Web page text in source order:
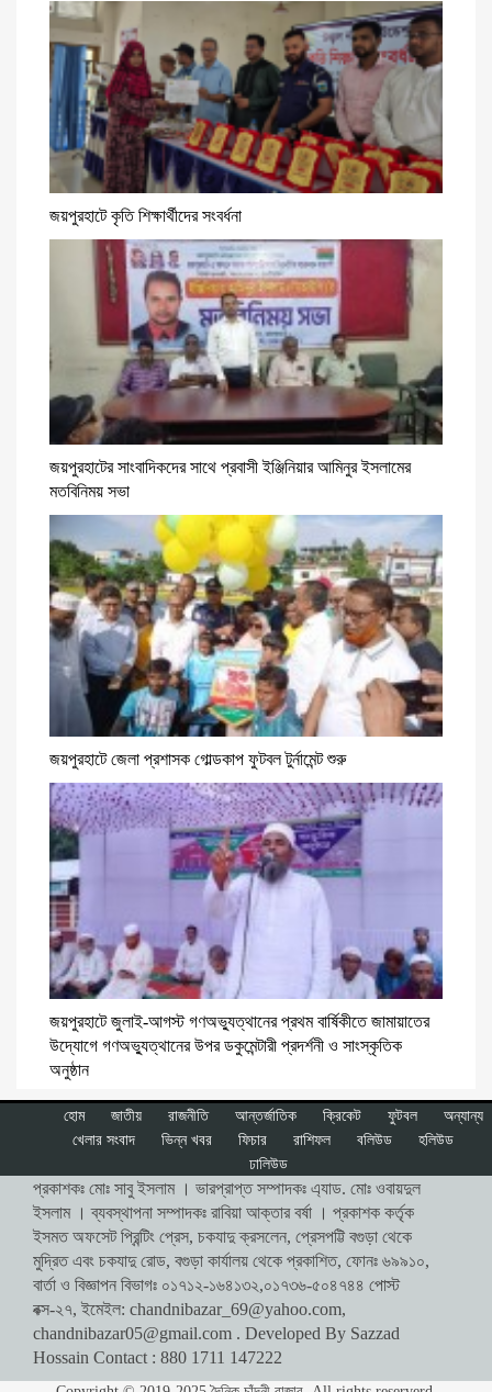
জয়পুরহাটে কৃতি শিক্ষার্থীদের সংবর্ধনা
জয়পুরহাটের সাংবাদিকদের সাথে প্রবাসী ইঞ্জিনিয়ার আমিনুর ইসলামের
মতবিনিময় সভা
জয়পুরহাটে জেলা প্রশাসক গোল্ডকাপ ফুটবল টুর্নামেন্ট শুরু
জয়পুরহাটে জুলাই-আগস্ট গণঅভ্যুত্থানের প্রথম বার্ষিকীতে জামায়াতের
উদ্যোগে গণঅভ্যুত্থানের উপর ডকুমেন্টারী প্রদর্শনী ও সাংস্কৃতিক
অনুষ্ঠান
হোম জাতীয় রাজনীতি আন্তর্জাতিক ক্রিকেট ফুটবল
অন্যান্য
খেলার সংবাদ
ভিন্ন খবর ফিচার রাশিফল বলিউড
হলিউড
ঢালিউড
প্রকাশকঃ মোঃ সাবু ইসলাম । ভারপ্রাপ্ত সম্পাদকঃ এ্যাড. মোঃ ওবায়দুল
ইসলাম । ব্যবস্থাপনা সম্পাদকঃ রাবিয়া আক্তার বর্ষা । প্রকাশক কর্তৃক
ইসমত অফসেট প্রিন্টিং প্রেস, চকযাদু ক্রসলেন, প্রেসপট্টি বগুড়া থেকে
মুদ্রিত এবং চকযাদু রোড, বগুড়া কার্যালয় থেকে প্রকাশিত, ফোনঃ ৬৯৯১০,
বার্তা ও বিজ্ঞাপন বিভাগঃ ০১৭১২-১৬৪১৩২,০১৭৩৬-৫০৪৭৪৪ পোস্ট
বক্স-২৭, ইমেইল: chandnibazar_69@yahoo.com,
chandnibazar05@gmail.com . Developed By Sazzad
Hossain Contact : 880 1711 147222